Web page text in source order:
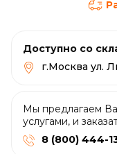
Доступно со
г.Москва ул.
Мы предлагаем
услугами, и
8 (800) 444-